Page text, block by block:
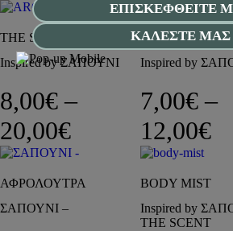
THE SCENT
Inspired by ΣΑΠΟΥΝΙ
8,00€ –
20,00€Price range:
ΚΡΕΜΕΣ
Inspired by
7,00€ –
12,00€
ΑΦΡΟΛΟΥΤΡΑ
ΣΑΠΟΥΝΙ –
BODY MIST
Inspired by
THE SCENT
ΕΠΙΣΚΕΦΘΕΙΤΕ
ΚΑΛΕΣΤΕ ΜΑΣ